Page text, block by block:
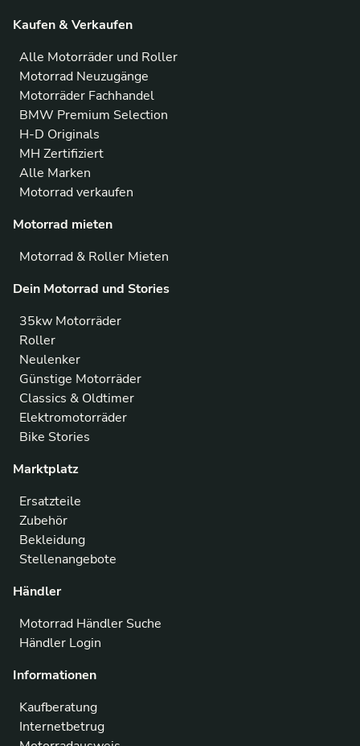
Kaufen & Verkaufen
Alle Motorräder und Roller
Motorrad Neuzugänge
Motorräder Fachhandel
BMW Premium Selection
H-D Originals
MH Zertifiziert
Alle Marken
Motorrad verkaufen
Motorrad mieten
Motorrad & Roller Mieten
Dein Motorrad und Stories
35kw Motorräder
Roller
Neulenker
Günstige Motorräder
Classics & Oldtimer
Elektromotorräder
Bike Stories
Marktplatz
Ersatzteile
Zubehör
Bekleidung
Stellenangebote
Händler
Motorrad Händler Suche
Händler Login
Informationen
Kaufberatung
Internetbetrug